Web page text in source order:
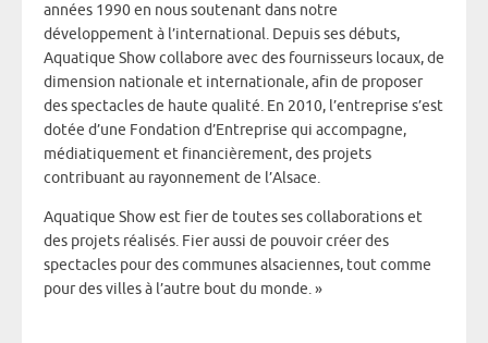
années 1990 en nous soutenant dans notre
développement à l’international. Depuis ses débuts,
Aquatique Show collabore avec des fournisseurs locaux, de
dimension nationale et internationale, afin de proposer
des spectacles de haute qualité. En 2010, l’entreprise s’est
dotée d’une Fondation d’Entreprise qui accompagne,
médiatiquement et financièrement, des projets
contribuant au rayonnement de l’Alsace.
Aquatique Show est fier de toutes ses collaborations et
des projets réalisés. Fier aussi de pouvoir créer des
spectacles pour des communes alsaciennes, tout comme
pour des villes à l’autre bout du monde. »